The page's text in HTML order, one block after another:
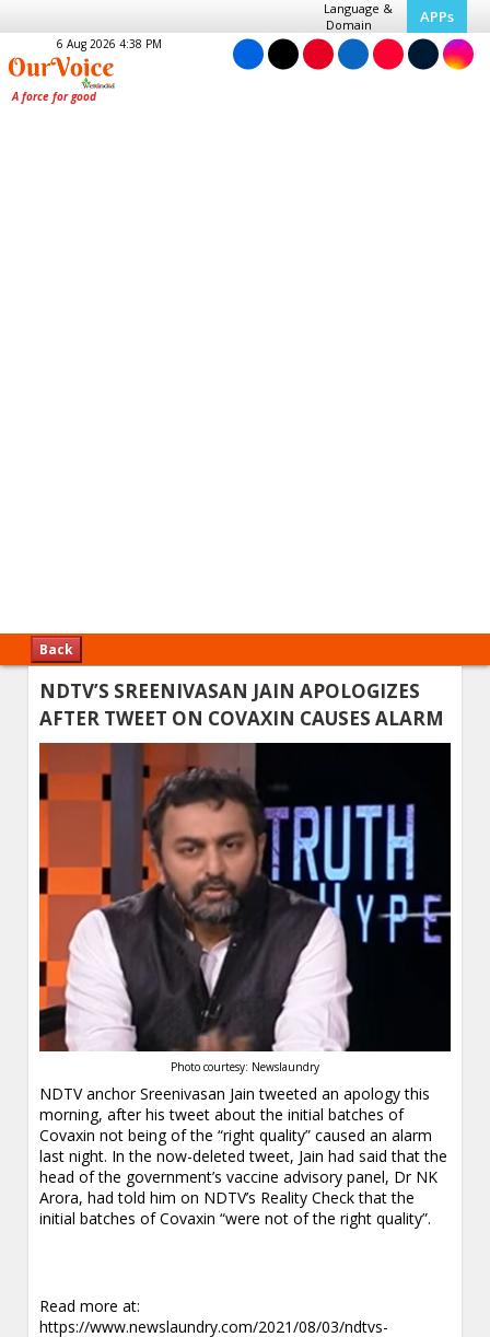
Language &
Domain
APPs
6 Aug 2026 4:38 PM
Back
NDTV’S SREENIVASAN JAIN APOLOGIZES
AFTER TWEET ON COVAXIN CAUSES ALARM
Photo courtesy: Newslaundry
NDTV anchor Sreenivasan Jain tweeted an apology this
morning, after his tweet about the initial batches of
Covaxin not being of the “right quality” caused an alarm
last night. In the now-deleted tweet, Jain had said that the
head of the government’s vaccine advisory panel, Dr NK
Arora, had told him on NDTV’s Reality Check that the
initial batches of Covaxin “were not of the right quality”.
Read more at:
https://www.newslaundry.com/2021/08/03/ndtvs-